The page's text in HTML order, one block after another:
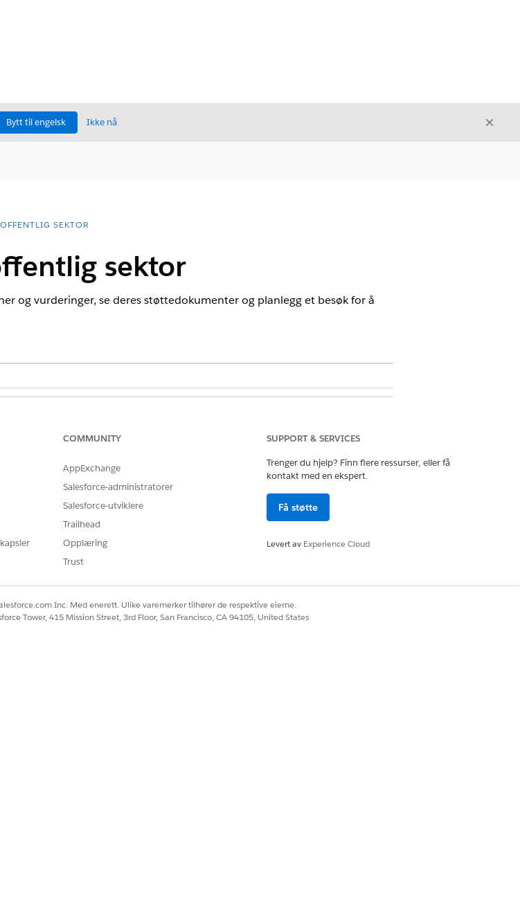
Bytt til engelsk Ikke nå Avslutt
SEKTOR
sektor
og vurderinger, se deres støttedokumenter og planlegg et besøk for å
og
Tilgang til offentlig sektor
Bransjebesøk ELLER Offentlig sektor-tilgang ELLER Felttilgang for
Offentlig sektor
registrerer du informasjon om problemet i en felles klagepost. For å
konfigurerer du en offentlig flyt for veiledet inntak av klager.
rapporterte problemet og eventuelle støttende dokumenter eller bilder.
inkludere relaterte brudd på forskrifter og bruddhåndhevingshandlinger.
kan undersøke problemet.
COMMUNITY
AppExchange
Salesforce-administratorer
Salesforce-utviklere
Trailhead
Opplæring
Trust
SUPPORT & SERVICES
Trenger du hjelp? Finn flere ressurser, eller få
kontakt med en ekspert.
Få støtte
Levert av Experience Cloud
Inc. Med enerett. Ulike varemerker tilhører de respektive eierne.
Tower, 415 Mission Street, 3rd Floor, San Francisco, CA 94105, United States